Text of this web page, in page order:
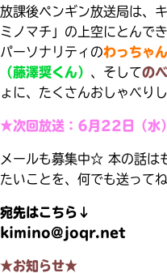
放課後ペンギン放送局は、
ミノマチ」の上空にとんで
パーソナリティのわっちゃ
（藤澤奨くん） 、そしての
ょに、たくさんおしゃべり
★次回放送：6月22日（
メールも募集中☆ 本の話は
たいことを、何でも送ってね
宛先はこちら↓
kimino@joqr.net
★お知らせ★